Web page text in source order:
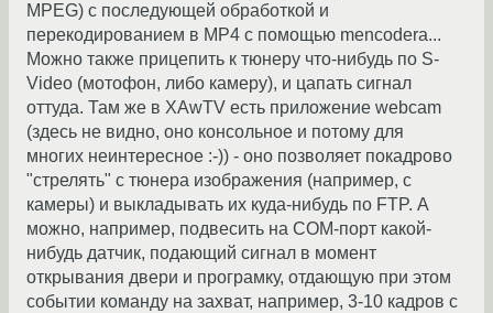
MPEG) с последующей обработкой и
перекодированием в MP4 с помощью mencodera...
Можно также прицепить к тюнеру что-нибудь по S-
Video (мотофон, либо камеру), и цапать сигнал
оттуда. Там же в XAwTV есть приложение webcam
(здесь не видно, оно консольное и потому для
многих неинтересное :-)) - оно позволяет покадрово
"стрелять" с тюнера изображения (например, с
камеры) и выкладывать их куда-нибудь по FTP. А
можно, например, подвесить на COM-порт какой-
нибудь датчик, подающий сигнал в момент
открывания двери и програмку, отдающую при этом
событии команду на захват, например, 3-10 кадров с